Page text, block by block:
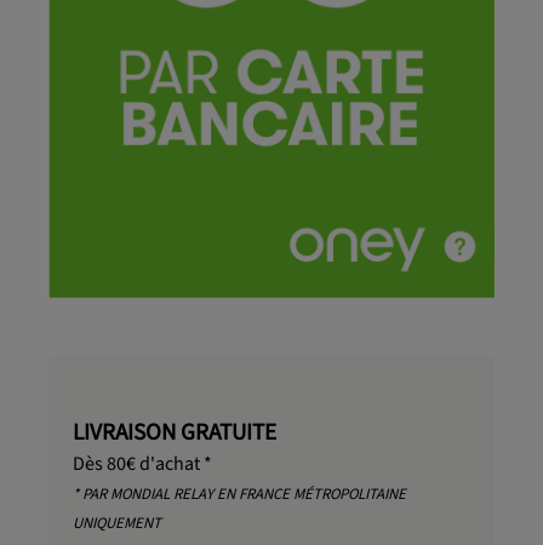
LIVRAISON GRATUITE
Dès 80€ d'achat *
* PAR MONDIAL RELAY EN FRANCE MÉTROPOLITAINE
UNIQUEMENT